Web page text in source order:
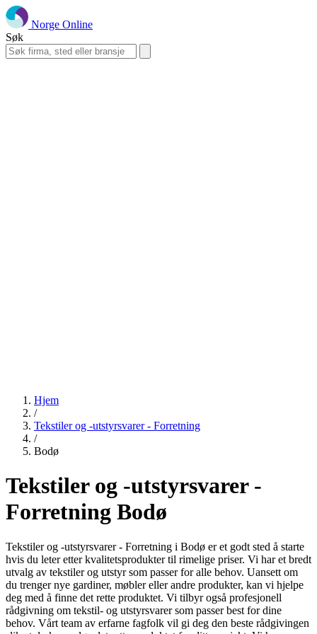
Norge Online
Søk
Hjem
/
Tekstiler og -utstyrsvarer - Forretning
/
Bodø
Tekstiler og -utstyrsvarer -
Forretning Bodø
Tekstiler og -utstyrsvarer - Forretning i Bodø er et godt sted å starte
hvis du leter etter kvalitetsprodukter til rimelige priser. Vi har et bredt
utvalg av tekstiler og utstyr som passer for alle behov. Uansett om
du trenger nye gardiner, møbler eller andre produkter, kan vi hjelpe
deg med å finne det rette produktet. Vi tilbyr også profesjonell
rådgivning om tekstil- og utstyrsvarer som passer best for dine
behov. Vårt team av erfarne fagfolk vil gi deg den beste rådgivingen